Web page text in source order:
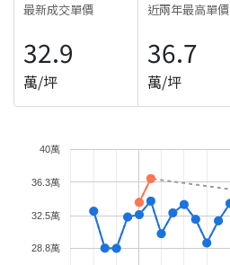
最新成交單價
32.9
萬/坪
近兩年最高單價
36.7
萬/坪
28.8萬
32.5萬
36.3萬
40萬